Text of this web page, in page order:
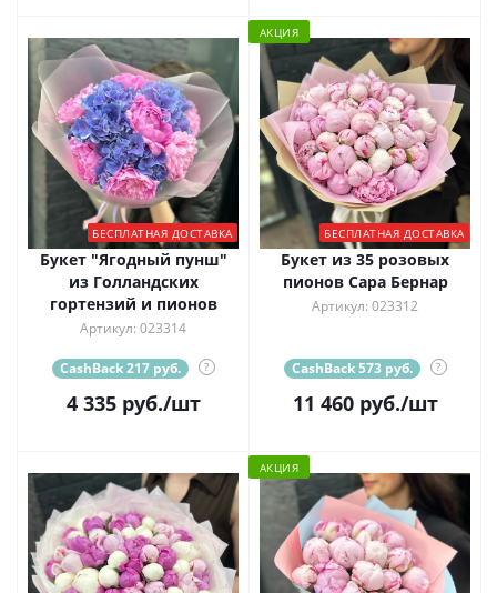
БЕСПЛАТНАЯ ДОСТАВКА
Букет "Ягодный пунш"
из Голландских
гортензий и пионов
Артикул: 023314
CashBack 217 руб. ?
4 335руб./шт
АКЦИЯ
БЕСПЛАТНАЯ ДОСТАВКА
Букет из 35 розовых
пионов Сара Бернар
Артикул: 023312
CashBack 573 руб. ?
11 460руб./шт
АКЦИЯ